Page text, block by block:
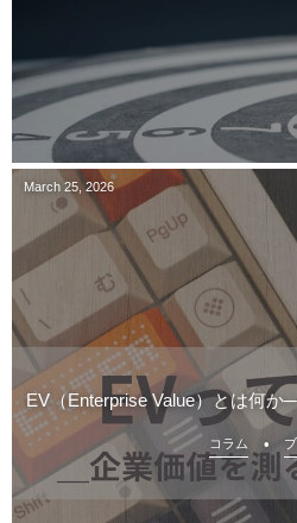
March 25 ,2026
EV（Enterprise Value）とは何
コラム